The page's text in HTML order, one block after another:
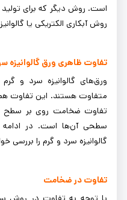
است. روش دیگر که برای تولید
روش آبکاری الکتریکی یا
تفاوت ظاهری ورق گالوانیزه
ورق‌های گالوانیزه سرد و
متفاوت هستند. این تفاوت
تفاوت ضخامت روی بر سطح
سطحی آن‌ها است. در
گالوانیزه سرد و گرم را بررسی
تفاوت در ضخامت